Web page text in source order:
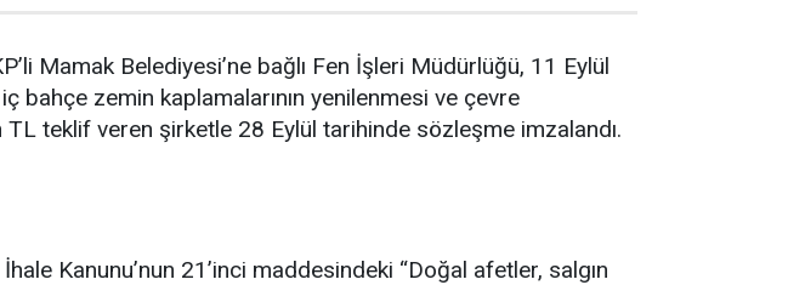
Mamak Belediyesi’ne bağlı Fen İşleri Müdürlüğü, 11 Eylül
bahçe zemin kaplamalarının yenilenmesi ve çevre
teklif veren şirketle 28 Eylül tarihinde sözleşme imzalandı.
Kanunu’nun 21’inci maddesindeki “Doğal afetler, salgın